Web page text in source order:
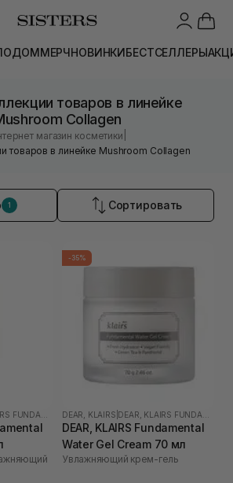
ДОММЕРЧНОВИНКИБЕСТСЕЛЛЕРЫ
товаров в линейке
Collagen
магазин косметики
товаров в линейке Mushroom Collagen
1 Сортировать
-35%
DEAR, KLAIRS
DEAR, KLAIRS Fundamental
Water Gel Cream 70 мл
Увлажняющий крем-гель